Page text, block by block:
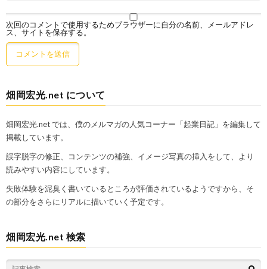
次回のコメントで使用するためブラウザーに自分の名前、メールアドレ
ス、サイトを保存する。
畑岡宏光.net について
畑岡宏光.net では、僕のメルマガの人気コーナー「起業日記」を編集して
掲載しています。
誤字脱字の修正、コンテンツの補強、イメージ写真の挿入をして、より
読みやすい内容にしています。
失敗体験を泥臭く書いているところが評価されているようですから、そ
の部分をさらにリアルに描いていく予定です。
畑岡宏光.net 検索